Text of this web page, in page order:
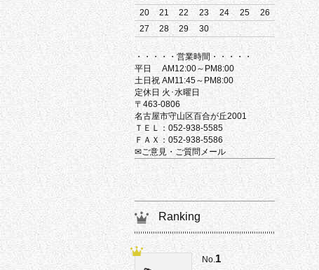
20
21 22 23 24 25
26
27
28 29 30
・・・・・営業時間・・・・・
平日 AM12:00～PM8:00
土日祝 AM11:45～PM8:00
定休日 火･水曜日
〒463-0806
名古屋市守山区百合が丘2001
ＴＥＬ：052-938-5585
ＦＡＸ：052-938-5586
✉ご意見・ご質問メール
Ranking
No. 1